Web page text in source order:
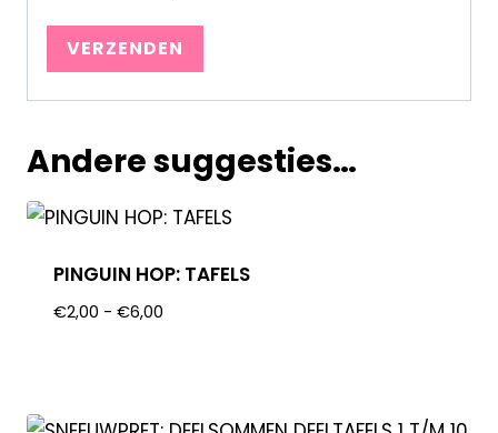
Andere suggesties…
PINGUIN HOP: TAFELS
€2,00 - €6,00